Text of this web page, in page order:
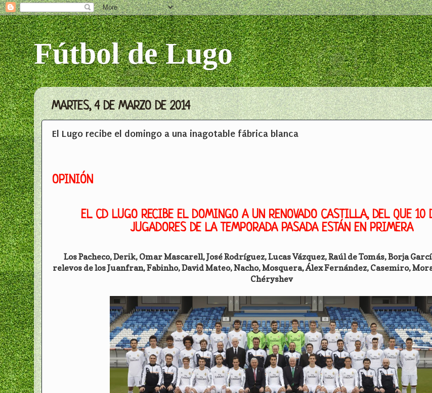
Fútbol de Lugo
MARTES, 4 DE MARZO DE 2014
El Lugo recibe el domingo a una inagotable fábrica blanca
OPINIÓN
EL CD LUGO RECIBE EL DOMINGO A UN RENOVADO CASTILLA, DEL QUE 10
JUGADORES DE LA TEMPORADA PASADA ESTÁN EN PRIMERA
Los Pacheco, Derik, Omar Mascarell, José Rodríguez, Lucas Vázquez, Raúl de Tomás, Borja
relevos de los Juanfran, Fabinho, David Mateo, Nacho, Mosquera, Álex Fernández, Casemiro,
Chéryshev